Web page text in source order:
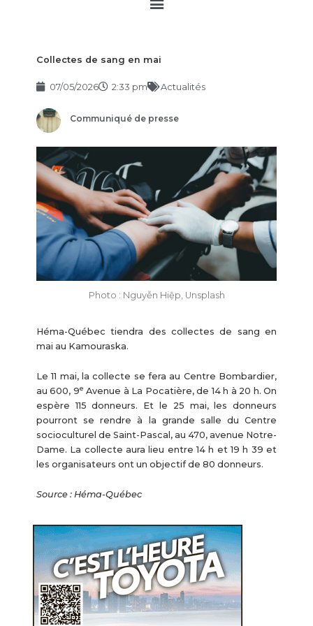
Collectes de sang en mai
07/05/2026 2:33 pm Actualités
Communiqué de presse
Photo : Nguyễn Hiệp, Unsplash
Héma-Québec tiendra des collectes de sang en
mai au Kamouraska.
Le 11 mai, la collecte se fera au Centre Bombardier,
au 600, 9e Avenue à La Pocatière, de 14 h à 20 h. On
espère 115 donneurs. Et le 25 mai, les donneurs
pourront se rendre à la grande salle du Centre
socioculturel de Saint-Pascal, au 470, avenue Notre-
Dame. La collecte aura lieu entre 14 h et 19 h 39 et
les organisateurs ont un objectif de 80 donneurs.
Source : Héma-Québec